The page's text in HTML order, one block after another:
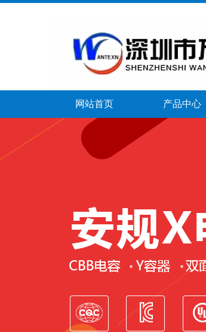
网站首页 产品中心
banner